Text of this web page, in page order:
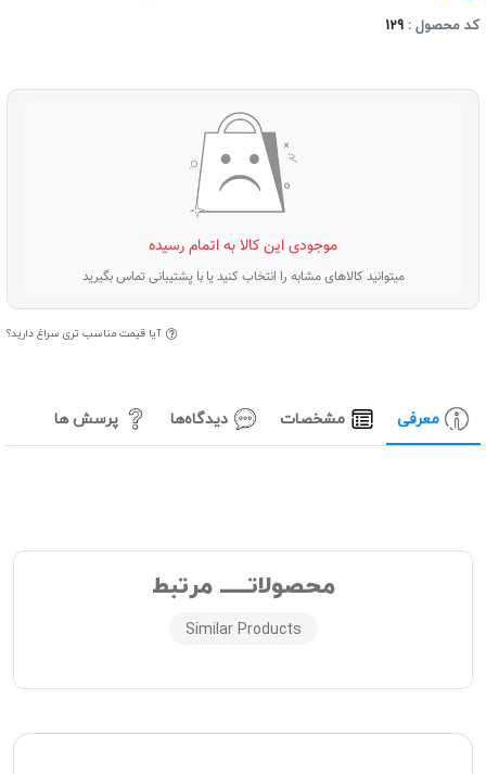
محصول : 129
موجودی این کالا به اتمام رسیده
میتوانید کالاهای مشابه را انتخاب کنید یا با پشتیبانی تماس بگیرید
آیا قیمت مناسب تری سراغ دارید؟
معرفی مشخصات دیدگاه‌ها پرسش ها
محصولاتـــــ مرتبط
Similar Products